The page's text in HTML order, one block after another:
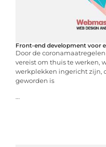
Front-end development voor
Door de
vereist om thuis te werken,
werkplekken ingericht zijn,
geworden is
...